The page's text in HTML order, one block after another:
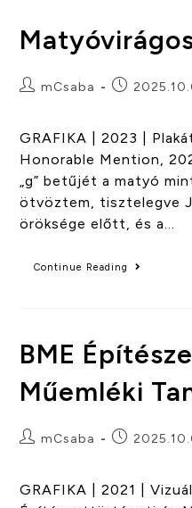
mCsaba
GRAFIKA | 2023 |
Honorable Mention,
„g” betűjét a matyó
ötvöztem, tisztelegve
öröksége előtt, és a…
Continue Reading
BME
Műemléki
mCsaba
GRAFIKA | 2021 |